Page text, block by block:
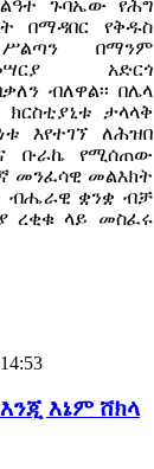
ጉባኤው የሕግ
በማዳበር የቅዱስ
በማንም
አድርጎ
ብለዋል፡፡ በሌላ
ታላላቅ
እየተገኘ ለሕዝበ
ቡራኬ የሚሰጠው
መንፈሳዊ መልእክት
ብሔራዊ ቋንቋ ብቻ
ረቂቁ ላይ መስፈሩ
እኔም ሸክላ